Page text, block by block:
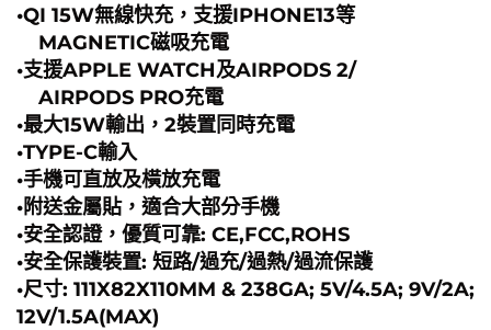
•QI 15W無線快充，支援IPHONE13等
MAGNETIC磁吸充電
•支援APPLE WATCH及AIRPODS 2/
AIRPODS PRO充電
•最大15W輸出，2裝置同時充電
•TYPE-C輸入
•手機可直放及橫放充電
•附送金屬貼，適合大部分手機
•安全認證，優質可靠: CE,FCC,ROHS
•安全保護裝置: 短路/過充/過熱/過流保護
•尺寸: 111X82X110MM & 238GA; 5V/4.5A; 9V/2A;
12V/1.5A(MAX)